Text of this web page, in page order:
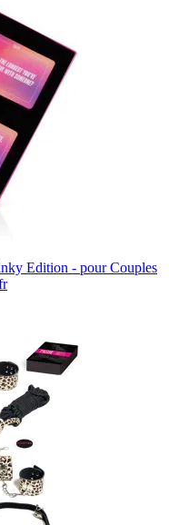
Edition - pour Couples